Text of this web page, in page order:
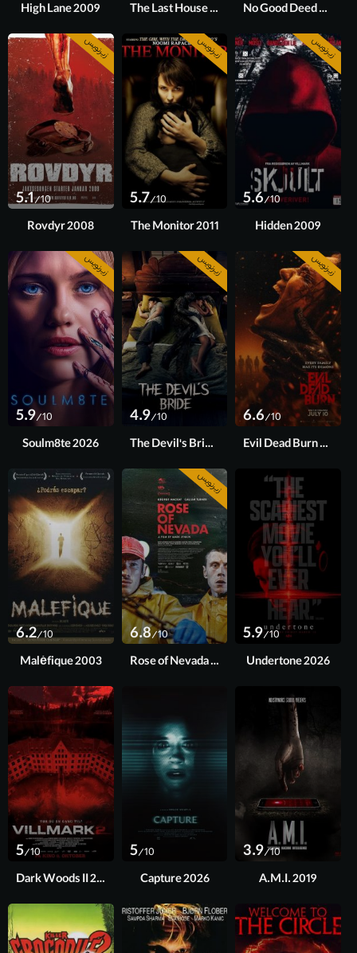
No Good Deed 2014
The Last House 2026
High Lane 2009
زیرنویس
5.6/10
Hidden 2009
زیرنویس
5.7/10
The Monitor 2011
زیرنویس
5.1/10
Rovdyr 2008
زیرنویس
6.6/10
Evil Dead Burn 2026
زیرنویس
4.9/10
The Devil's Bride 2025
زیرنویس
5.9/10
Soulm8te 2026
5.9/10
Undertone 2026
زیرنویس
6.8/10
Rose of Nevada 2026
6.2/10
Maléfique 2003
3.9/10
A.M.I. 2019
5/10
Capture 2026
5/10
Dark Woods II 2015